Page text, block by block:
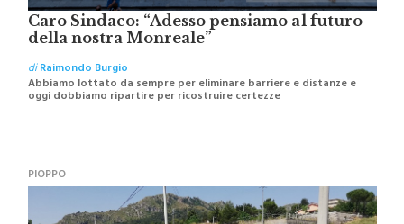
Caro Sindaco: “Adesso pensiamo al futuro
della nostra Monreale”
diRaimondo Burgio